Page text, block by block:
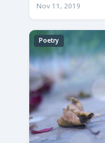
Nov 11, 2019
Poetry